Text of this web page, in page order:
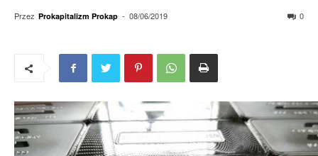
Przez Prokapitalizm Prokap - 08/06/2019 0